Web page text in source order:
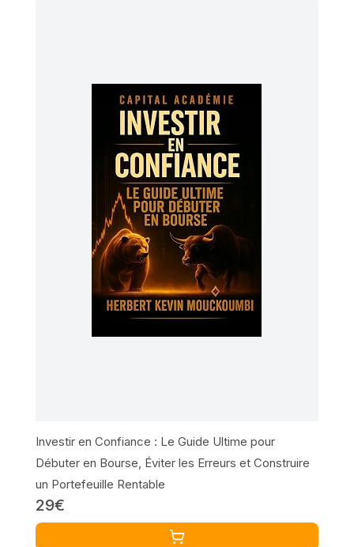
Investir en Confiance : Le Guide Ultime pour
Débuter en Bourse, Éviter les Erreurs et Construire
un Portefeuille Rentable
29€